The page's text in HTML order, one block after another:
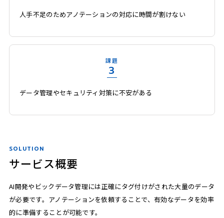
人手不足のためアノテーションの対応に時間が割けない
課題
3
データ管理やセキュリティ対策に不安がある
SOLUTION
サービス概要
AI開発やビックデータ管理には正確にタグ付けがされた大量のデータ
が必要です。 アノテーションを依頼することで、有効なデータを効率
的に準備することが可能です。